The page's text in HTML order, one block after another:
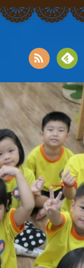
RSS Fee
dly